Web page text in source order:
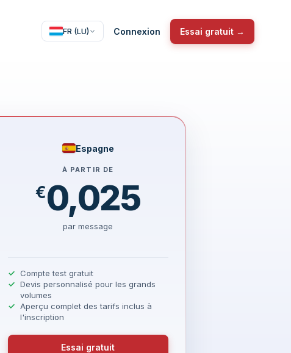
FR (LU) Connexion Essai gratuit →
Espagne
À PARTIR DE
€0,025
par message
Compte test gratuit
Devis personnalisé pour les grands
volumes
Aperçu complet des tarifs inclus à
l'inscription
Essai gratuit